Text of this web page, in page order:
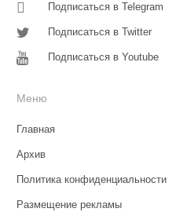
Подписаться в Telegram
Подписаться в Twitter
Подписаться в Youtube
Меню
Главная
Архив
Политика конфиденциальности
Размещение рекламы